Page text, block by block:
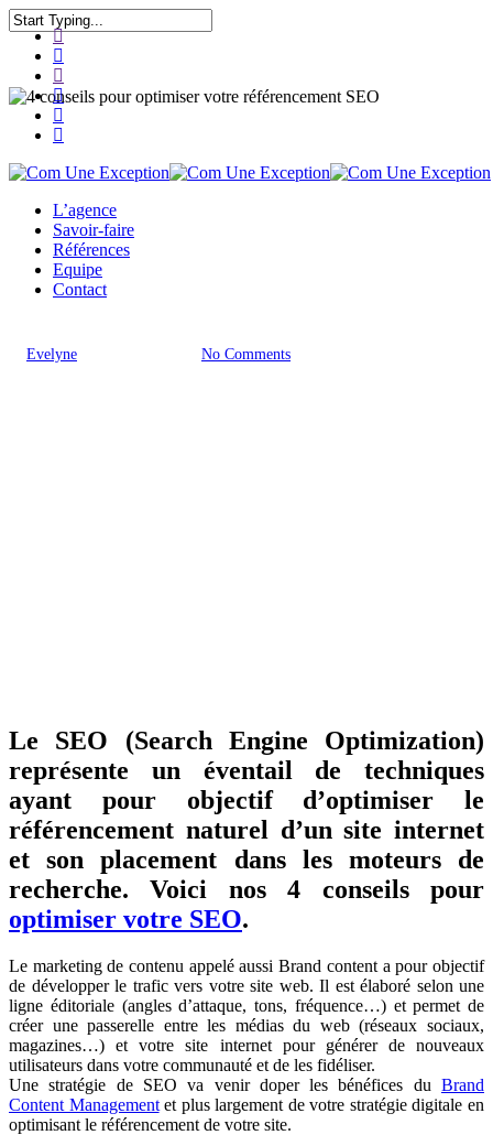
Skip
to
main
content
twitter
facebook
pinterest
linkedin
youtube
instagram
Menu
L’agence
Savoir-faire
Références
Equipe
Contact
Close
Search
Actualités
4 conseils pour optimiser votre
référencement SEO
Evelyne No Comments
Le SEO (Search Engine Optimization)
représente un éventail de techniques
ayant pour objectif d’optimiser le
référencement naturel d’un site internet
et son placement dans les moteurs de
recherche. Voici nos 4 conseils pour
optimiser votre SEO.
Le marketing de contenu appelé aussi Brand content a pour objectif
de développer le trafic vers votre site web. Il est élaboré selon une
ligne éditoriale (angles d’attaque, tons, fréquence…) et permet de
créer une passerelle entre les médias du web (réseaux sociaux,
magazines…) et votre site internet pour générer de nouveaux
utilisateurs dans votre communauté et de les fidéliser.
Une stratégie de SEO va venir doper les bénéfices du Brand
Content Managementet plus largement de votre stratégie digitale en
optimisant le référencement de votre site.